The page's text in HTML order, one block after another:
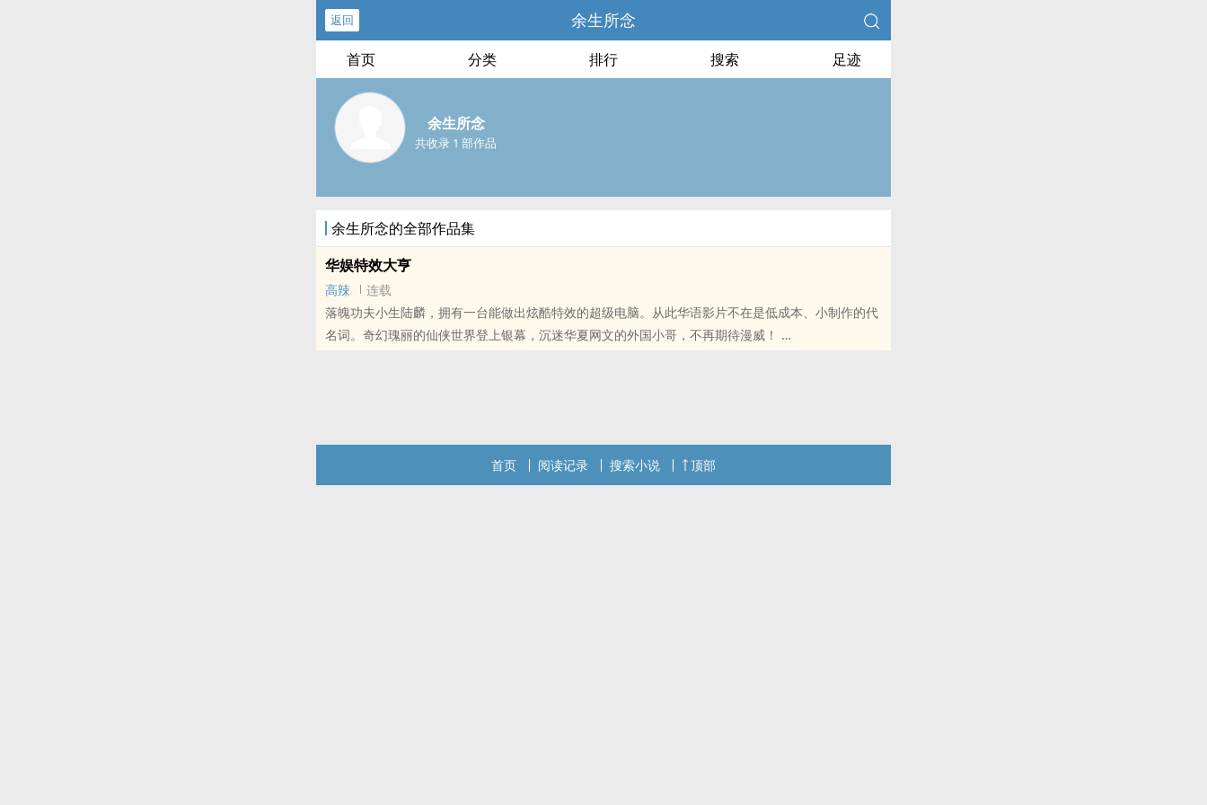
返回 余生所念
首页 分类 排行 搜索 足迹
余生所念
共收录 1 部作品
余生所念的全部作品集
华娱特效大亨
高辣
连载
落魄功夫小生陆麟，拥有一台能做出炫酷特效的超级电脑。从此华语影片不在是低成本、小制作的代
名词。奇幻瑰丽的仙侠世界登上银幕，沉迷华夏网文的外国小哥，不再期待漫威！
首页 阅读记录 搜索小说 顶部